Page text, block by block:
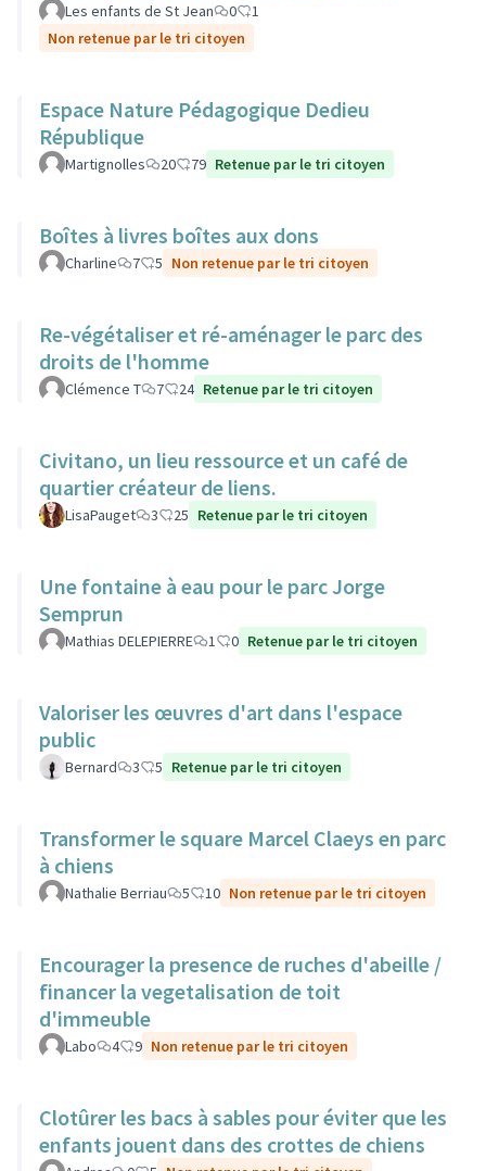
Les enfants de St Jean 0
1
Non retenue par le tri citoyen
Espace Nature Pédagogique Dedieu
République
Martignolles 20 79 Retenue par le tri citoyen
Boîtes à livres boîtes aux dons
Charline 7 5 Non retenue par le tri citoyen
Re-végétaliser et ré-aménager le parc des
droits de l'homme
Clémence T 7 24 Retenue par le tri citoyen
Civitano, un lieu ressource et un café de
quartier créateur de liens.
LisaPauget 3 25 Retenue par le tri citoyen
Une fontaine à eau pour le parc Jorge
Semprun
Mathias DELEPIERRE 1 0 Retenue par le tri citoyen
Valoriser les œuvres d'art dans l'espace
public
Bernard 3 5 Retenue par le tri citoyen
Transformer le square Marcel Claeys en parc
à chiens
Nathalie Berriau 5 10 Non retenue par le tri citoyen
Encourager la presence de ruches d'abeille /
financer la vegetalisation de toit
d'immeuble
Labo 4 9 Non retenue par le tri citoyen
Clotûrer les bacs à sables pour éviter que les
enfants jouent dans des crottes de chiens